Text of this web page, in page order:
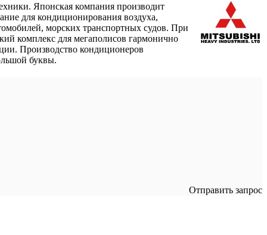
Японская компания производит
для кондиционирования воздуха,
морских транспортных судов. При
комплекс для мегаполисов гармонично
Производство кондиционеров
буквы.
Отправить запрос